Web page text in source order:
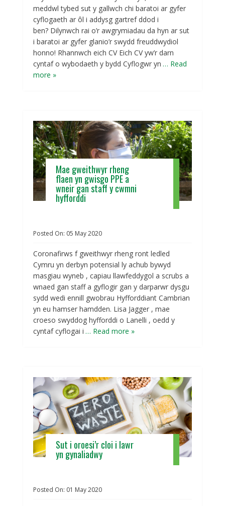
meddwl tybed sut y gallwch chi baratoi ar gyfer
cyflogaeth ar ôl i addysg gartref ddod i
ben? Dilynwch rai o’r awgrymiadau da hyn ar sut
i baratoi ar gyfer glanio’r swydd freuddwydiol
honno! Rhannwch eich CV Eich CV yw’r darn
cyntaf o wybodaeth y bydd Cyflogwr yn … Read
more »
Mae gweithwyr rheng
flaen yn gwisgo PPE a
wneir gan staff y cwmni
hyfforddi
Posted On: 05 May2020
Coronafirws f gweithwyr rheng ront ledled
Cymru yn derbyn potensial ly achub bywyd
masgiau wyneb , capiau llawfeddygol a scrubs a
wnaed gan staff a gyflogir gan y darparwr dysgu
sydd wedi ennill gwobrau Hyfforddiant Cambrian
yn eu hamser hamdden. Lisa Jagger , mae
croeso swyddog hyfforddi o Lanelli , oedd y
cyntaf cyflogai i … Read more »
Sut i oroesi’r cloi i lawr
yn gynaliadwy
Posted On: 01 May2020